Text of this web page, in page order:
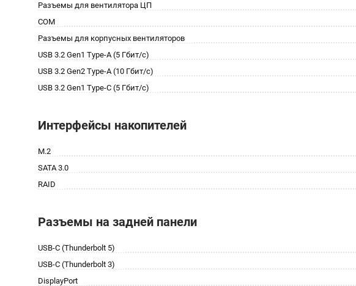
Разъемы для вентилятора ЦП
COM
Разъемы для корпусных вентиляторов
USB 3.2 Gen1 Type-A (5 Гбит/с)
USB 3.2 Gen2 Type-A (10 Гбит/с)
USB 3.2 Gen1 Type-C (5 Гбит/с)
Интерфейсы накопителей
M.2
SATA 3.0
RAID
Разъемы на задней панели
USB-C (Thunderbolt 5)
USB-C (Thunderbolt 3)
DisplayPort